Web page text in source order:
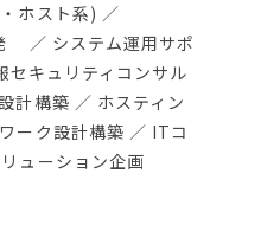
ホスト系) ／
／ システム運用サポ
セキュリティコンサル
計構築 ／ ホスティン
ーク設計構築 ／ ITコ
ューション企画